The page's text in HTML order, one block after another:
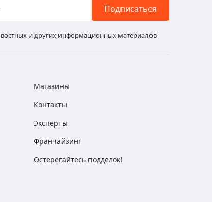
Подписаться
и других информационных материалов
Магазины
Контакты
Эксперты
Франчайзинг
Остерегайтесь подделок!